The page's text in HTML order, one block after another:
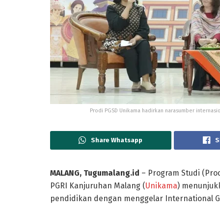
Prodi PGSD Unikama hadirkan narasumber
Share Whatsapp
MALANG, Tugumalang.id – Program Studi
PGRI Kanjuruhan Malang (Unikama)
pendidikan dengan menggelar International